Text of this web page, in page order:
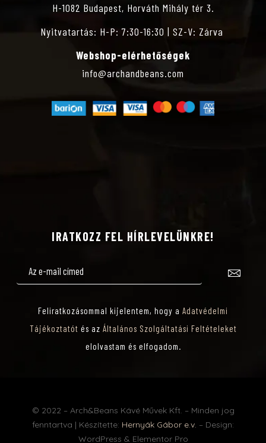
H-1082 Budapest, Horváth Mihály tér 3.
Nyitvatartás: H-P: 7:30-16:30 | SZ-V: Zárva
Webshop-elérhetőségek
info@archandbeans.com
IRATKOZZ FEL HÍRLEVELÜNKRE!
Feliratkozásommal kijelentem, hogy a Adatvédelmi
Tájékoztatót és az Általános Szolgáltatási Feltételeket
elolvastam és elfogadom.
© 2022 – Arch&Beans Kávé Művek Kft. – Minden jog
fenntartva | Készítette: Hernyák Gábor e.v. – Design:
WordPress & Elementor Pro